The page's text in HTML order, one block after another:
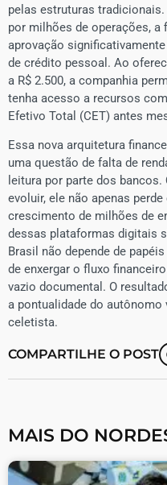
pelas estruturas
por milhões de operações, a
aprovação
de crédito pessoal. Ao
a R$ 2.500, a companhia
tenha acesso a recursos
Efetivo Total (CET) antes
​Essa nova arquitetura
uma questão de falta de
leitura por parte dos
evoluir, ele não apenas
crescimento de milhões de
dessas plataformas digitais
Brasil não depende de
de enxergar o fluxo
vazio documental. O
a pontualidade do
celetista.
COMPARTILHE O POST
MAIS DO